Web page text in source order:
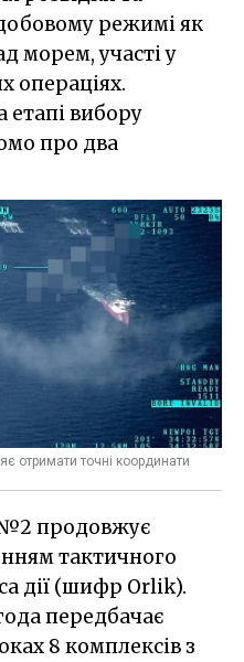
режимі як
морем, участі у
операціях.
етапі вибору
про два
отримати точні координати
продовжує
тактичного
дії (шифр Orlik).
передбачає
8 комплексів з